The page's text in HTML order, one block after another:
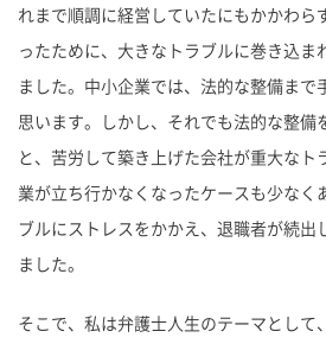
れまで順調に経営していたにもかかわら
ったために、大きなトラブルに巻き込ま
ました。中小企業では、法的な整備まで
思います。しかし、それでも法的な整備
と、苦労して築き上げた会社が重大なト
業が立ち行かなくなったケースも少なく
ブルにストレスをかかえ、退職者が続出
ました。
そこで、私は弁護士人生のテーマとして